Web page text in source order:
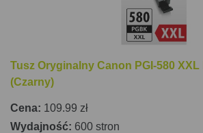
Tusz Oryginalny Canon PGI-580 XXL
(Czarny)
Cena: 109.99 zł
Wydajność: 600 stron